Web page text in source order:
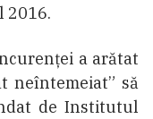
2016.
a arătat
neîntemeiat” să
de Institutul